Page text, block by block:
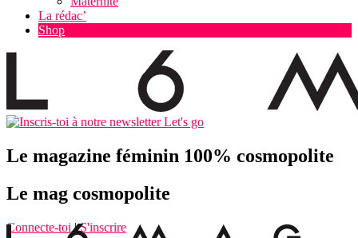
La rédac’
Shop
Let's go
Le magazine féminin 100% cosmopolite
Le mag cosmopolite
Connecte-toi|S'inscrire